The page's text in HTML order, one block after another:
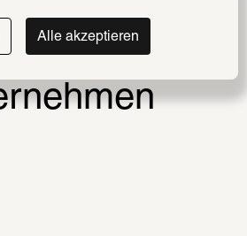
Alle akzeptieren